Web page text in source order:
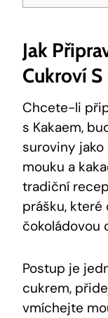
Jak
Cukroví S
Chcete-li​
s Kakaem,⁢
suroviny jako
mouku a
⁤tradiční
⁤prášku,
čokoládovou
Postup je
cukrem,
vmíchejte